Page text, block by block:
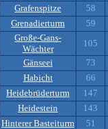
Grafenspitze 58
Grenadierturm 59
Große-Gans-
Wächter
105
Gänseei 73
Habicht 66
Heidebrüderturm 147
Heidestein 143
Hinterer Basteiturm 51